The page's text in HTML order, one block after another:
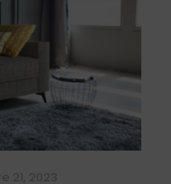
21, 2023